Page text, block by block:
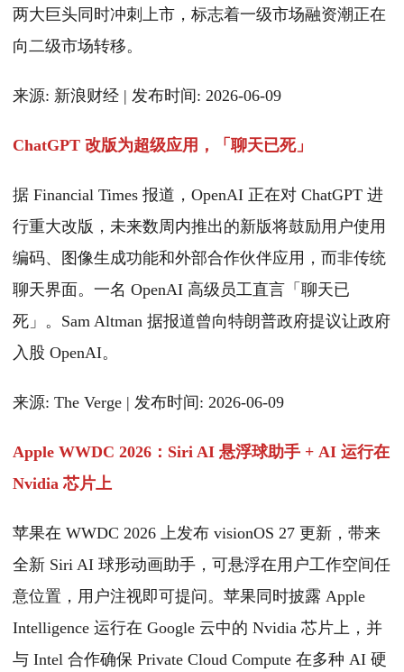
两大巨头同时冲刺上市，标志着一级市场融资潮正在
向二级市场转移。
来源: 新浪财经 | 发布时间: 2026-06-09
ChatGPT 改版为超级应用，「聊天已死」
据 Financial Times 报道，OpenAI 正在对 ChatGPT 进
行重大改版，未来数周内推出的新版将鼓励用户使用
编码、图像生成功能和外部合作伙伴应用，而非传统
聊天界面。一名 OpenAI 高级员工直言「聊天已
死」。Sam Altman 据报道曾向特朗普政府提议让政府
入股 OpenAI。
来源: The Verge | 发布时间: 2026-06-09
Apple WWDC 2026：Siri AI 悬浮球助手 + AI 运行在
Nvidia 芯片上
苹果在 WWDC 2026 上发布 visionOS 27 更新，带来
全新 Siri AI 球形动画助手，可悬浮在用户工作空间任
意位置，用户注视即可提问。苹果同时披露 Apple
Intelligence 运行在 Google 云中的 Nvidia 芯片上，并
与 Intel 合作确保 Private Cloud Compute 在多种 AI 硬